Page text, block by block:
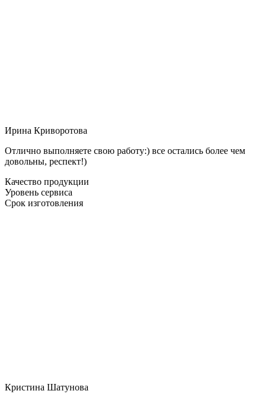
Ирина Криворотова
Отлично выполняете свою работу:) все остались более чем
довольны, респект!)
Качество продукции
Уровень сервиса
Срок изготовления
Кристина Шатунова